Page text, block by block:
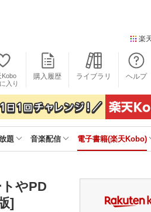
楽
Kobo
入り
購入履歴 ライブラリ ヘルプ
題 音楽配信 電子書籍(楽天Kobo)
やPD
]